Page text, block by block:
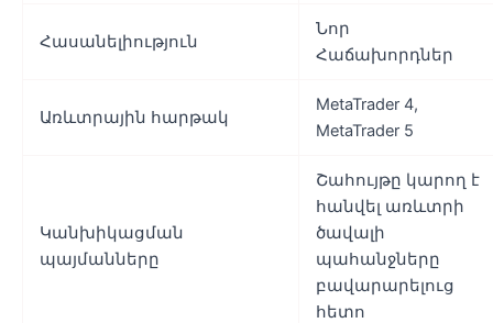
Հասանելիություն
Նոր
Հաճախորդներ
Առևտրային հարթակ
MetaTrader 4,
MetaTrader 5
Կանխիկացման
պայմանները
Շահույթը կարող է
հանվել առևտրի
ծավալի
պահանջները
բավարարելուց
հետո